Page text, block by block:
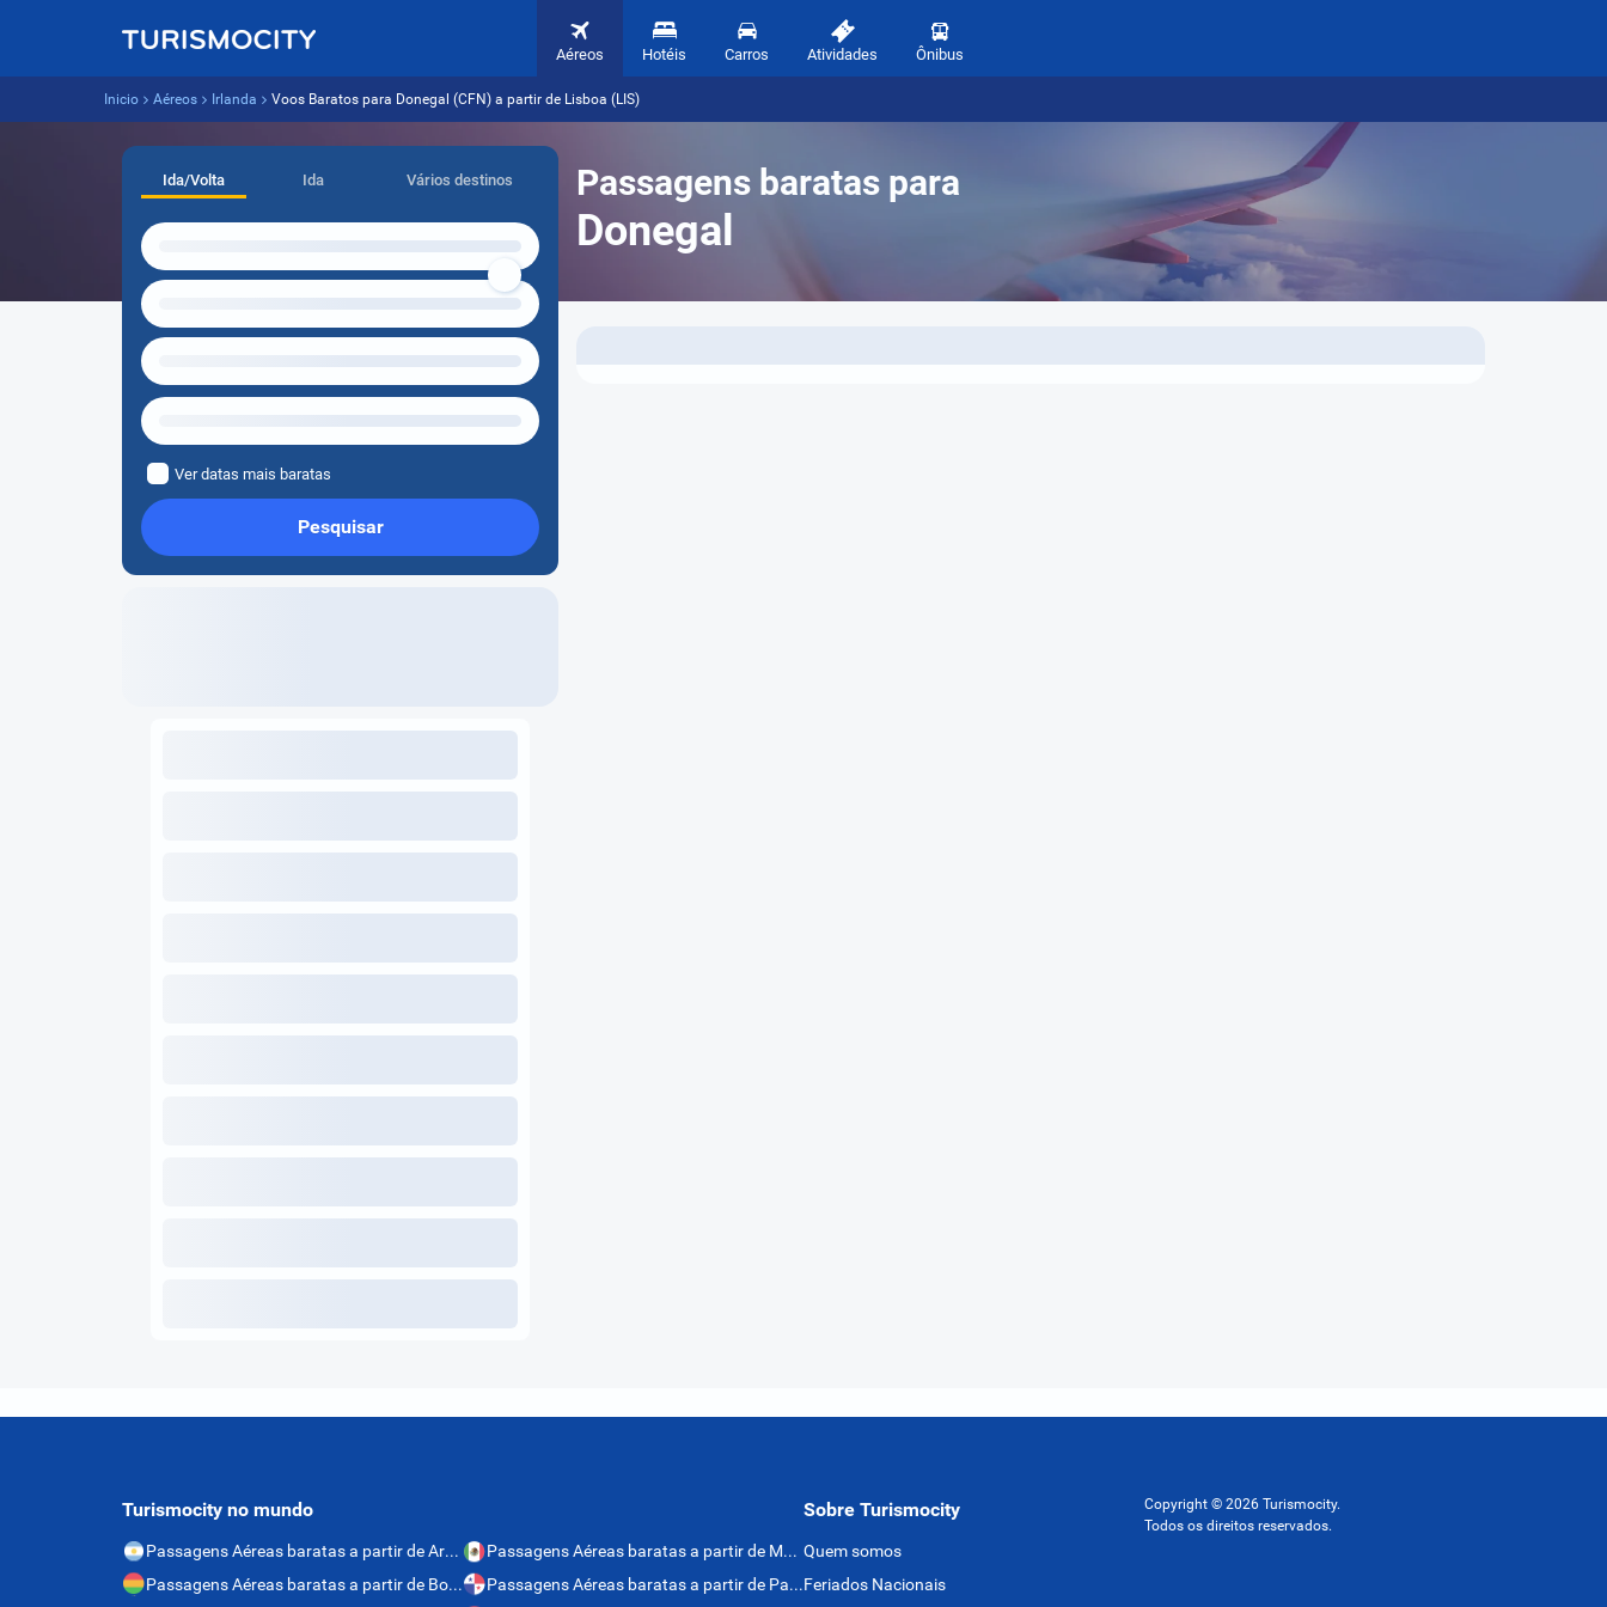
Aéreos Hotéis Carros Atividades Ônibus
Inicio Aéreos Irlanda Voos Baratos para Donegal (CFN) a partir de Lisboa (LIS)
Passagens baratas para
Donegal
Ida/Volta Ida Vários destinos
Ver datas mais baratas
Pesquisar
Turismocity no mundo
Passagens Aéreas baratas a partir de Argentina
Passagens Aéreas baratas a partir de Bolívia
Passagens Aéreas baratas a partir de México
Passagens Aéreas baratas a partir de Panamá
Sobre Turismocity
Quem somos
Feriados Nacionais
Copyright © 2026 Turismocity.
Todos os direitos reservados.